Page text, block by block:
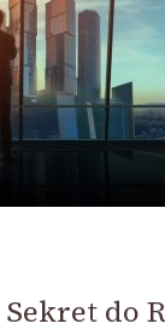
do